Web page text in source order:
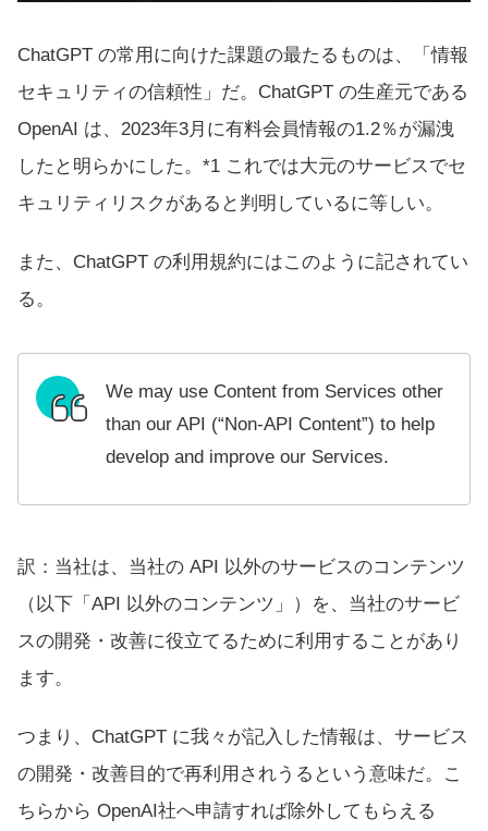
ChatGPT の常用に向けた課題の最たるものは、「情報
セキュリティの信頼性」だ。ChatGPT の生産元である
OpenAI は、2023年3月に有料会員情報の1.2％が漏洩
したと明らかにした。*1 これでは大元のサービスでセ
キュリティリスクがあると判明しているに等しい。
また、ChatGPT の利用規約にはこのように記されてい
る。
We may use Content from Services other
than our API (“Non-API Content”) to help
develop and improve our Services.
訳：当社は、当社の API 以外のサービスのコンテンツ
（以下「API 以外のコンテンツ」）を、当社のサービ
スの開発・改善に役立てるために利用することがあり
ます。
つまり、ChatGPT に我々が記入した情報は、サービス
の開発・改善目的で再利用されうるという意味だ。こ
ちらから OpenAI社へ申請すれば除外してもらえる